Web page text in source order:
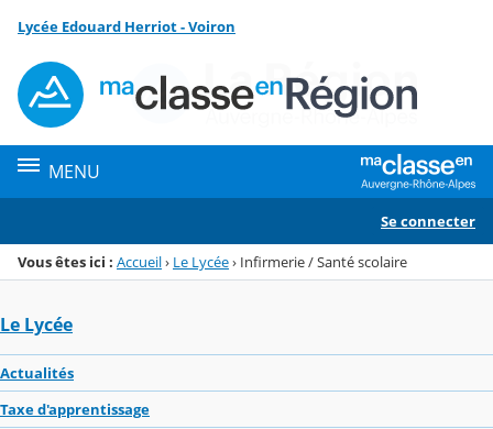
Menu de la rubrique
Contenu
Lycée Edouard Herriot - Voiron
MENU
Se connecter
Vous êtes ici : Accueil› Le Lycée› Infirmerie / Santé scolaire
Le Lycée
Actualités
Taxe d'apprentissage